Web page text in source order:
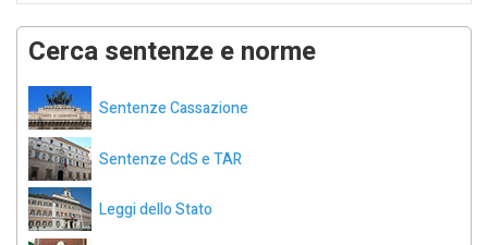
Cerca sentenze e norme
Sentenze Cassazione
Sentenze CdS e TAR
Leggi dello Stato